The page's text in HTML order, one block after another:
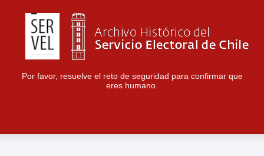
Por favor, resuelve el reto de seguridad para confirmar que
eres humano.